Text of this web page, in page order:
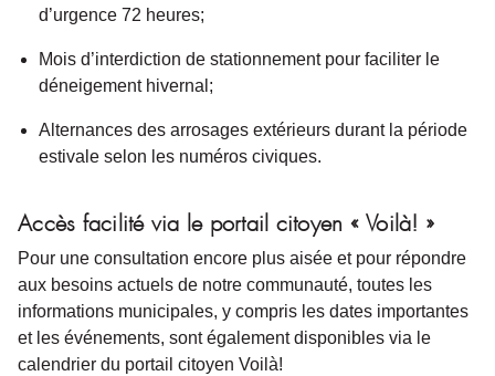
d’urgence 72 heures;
Mois d’interdiction de stationnement pour faciliter le
déneigement hivernal;
Alternances des arrosages extérieurs durant la période
estivale selon les numéros civiques.
Accès facilité via le portail citoyen « Voilà! »
Pour une consultation encore plus aisée et pour répondre
aux besoins actuels de notre communauté, toutes les
informations municipales, y compris les dates importantes
et les événements, sont également disponibles via le
calendrier du portail citoyen Voilà!